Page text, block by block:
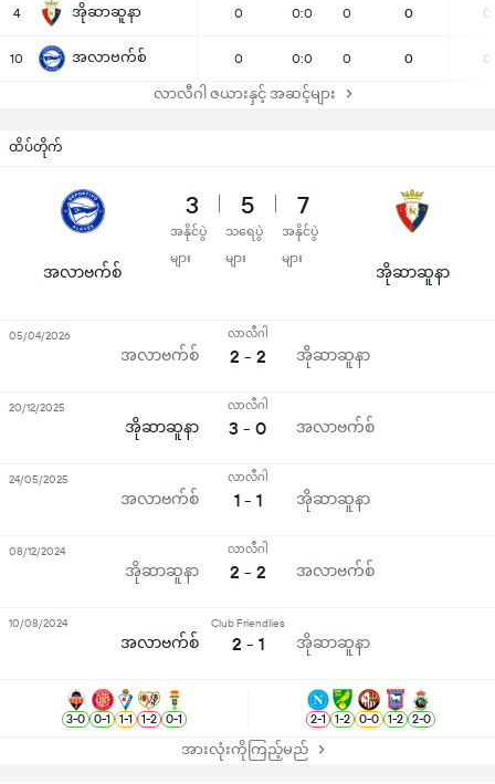
4 အိုဆာဆူနာ 0 0:0 0 0 0
10 အလာဗက်စ် 0 0:0 0 0 0
လာလီဂါ ဇယားနှင့် အဆင့်များ
ထိပ်တိုက်
အလာဗက်စ်
3
အနိုင်ပွဲ
များ
5
သရေပွဲ
များ
7
အနိုင်ပွဲ
များ
အိုဆာဆူနာ
အလာဗက်စ်
လာလီဂါ
2 - 2 အိုဆာဆူနာ
05/04/2026
အိုဆာဆူနာ
လာလီဂါ
3 - 0 အလာဗက်စ်
20/12/2025
အလာဗက်စ်
လာလီဂါ
1 - 1 အိုဆာဆူနာ
24/05/2025
အိုဆာဆူနာ
လာလီဂါ
2 - 2 အလာဗက်စ်
08/12/2024
အလာဗက်စ်
Club Friendlies
2 - 1 အိုဆာဆူနာ
10/08/2024
3-0 0-1 1-1 1-2 0-1 2-1 1-2 0-0 1-2 2-0
အားလုံးကိုကြည့်မည်